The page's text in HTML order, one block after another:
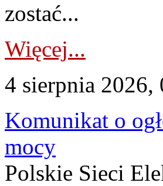
zostać...
Więcej...
4 sierpnia 2026,
Komunikat o
mocy
Polskie Sieci